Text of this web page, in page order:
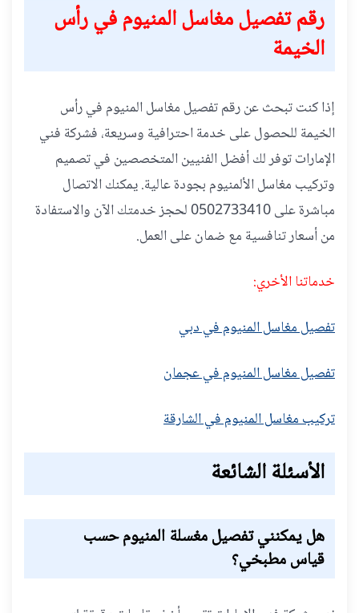
رقم تفصيل مغاسل المنيوم في رأس
الخيمة
إذا كنت تبحث عن رقم تفصيل مغاسل المنيوم في رأس
الخيمة للحصول على خدمة احترافية وسريعة، فشركة فني
الإمارات توفر لك أفضل الفنيين المتخصصين في تصميم
وتركيب مغاسل الألمنيوم بجودة عالية. يمكنك الاتصال
مباشرة على 0502733410 لحجز خدمتك الآن والاستفادة
من أسعار تنافسية مع ضمان على العمل.
خدماتنا الأخري:
تفصيل مغاسل المنيوم في دبي
تفصيل مغاسل المنيوم في عجمان
تركيب مغاسل المنيوم في الشارقة
الأسئلة الشائعة
هل يمكنني تفصيل مغسلة المنيوم حسب
قياس مطبخي؟